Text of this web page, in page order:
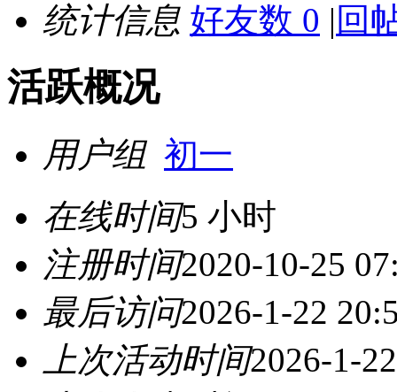
统计信息 好友数 0 | 回
活跃概况
用户组 初一
在线时间5 小时
注册时间2020-10-25
最后访问2026-1-22
上次活动时间2026-1-